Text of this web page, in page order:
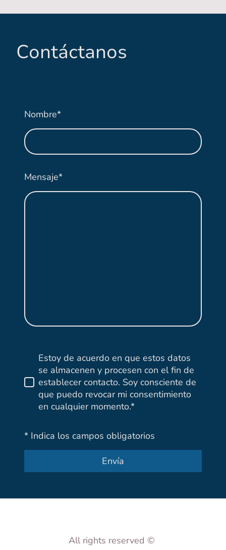
Contáctanos
Nombre*
Mensaje*
Estoy de acuerdo en que estos datos
se almacenen y procesen con el fin de
establecer contacto. Soy consciente de
que puedo revocar mi consentimiento
en cualquier momento.*
* Indica los campos obligatorios
Envía
All rights reserved ©